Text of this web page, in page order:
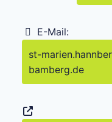
E-Mail:
st-
bamberg.de